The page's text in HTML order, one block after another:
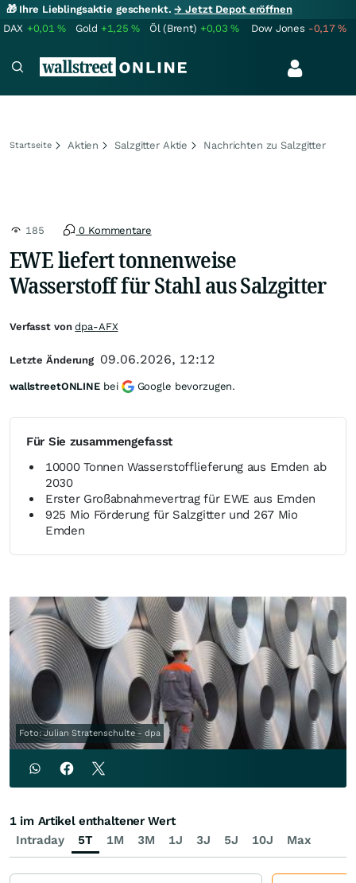
🎁 Ihre Lieblingsaktie geschenkt.→ Jetzt Depot eröffnen
DAX +0,01% Gold +1,25% Öl (Brent) +0,03% Dow Jones -0,17%
Startseite Aktien Salzgitter Aktie Nachrichten zu Salzgitter
185 0 Kommentare
EWE liefert tonnenweise
Wasserstoff für Stahl aus Salzgitter
Für Sie zusammengefasst
10000 Tonnen Wasserstofflieferung aus Emden ab
2030
Erster Großabnahmevertrag für EWE aus Emden
925 Mio Förderung für Salzgitter und 267 Mio
Emden
Foto: Julian Stratenschulte - dpa
Verfasst vondpa-AFX
Letzte Änderung 09.06.2026, 12:12
wallstreetONLINE bei Google bevorzugen.
Intraday 5T 1M 3M 1J 3J 5J 10J Max
1 im Artikel enthaltener Wert